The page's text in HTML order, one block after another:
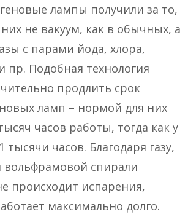
лампы получили за то,
них не вакуум, как в обычных, а
с парами йода, хлора,
пр. Подобная технология
продлить срок
ламп – нормой для них
часов работы, тогда как у
тысячи часов. Благодаря газу,
вольфрамовой спирали
происходит испарения,
максимально долго.